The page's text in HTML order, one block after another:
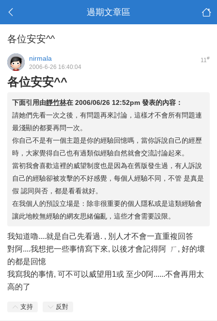
過期文章區
各位安安^^
11#
nirmala
2006-6-26 16:40:04
各位安安^^
下面引用由靜竹林在 2006/06/26 12:52pm 發表的內容：
請她們先看一次之後，有問題再來討論，這樣才不會所有問題連
最淺顯的都要再問一次。
你自己不是有一個主題是你的經驗回憶嗎，當你訴說自己的經歷
時，大家覺得自己也有過類似經驗自然就會交流討論起來。
當初我會喜歡這裡的威望制度也是因為在舊版發生過，有人訴說
自己的經驗卻被攻擊的不好感覺，每個人經驗不同，不管 是真是
假 認同與否，都是看看就好。
在我個人的預設立場是：除非很重要的個人隱私或是這類經驗會
讓此地較無經驗的網友思緒偏亂，這些才會需要設限。
我知道嚕....就是自己先看過. , 別人才不會一直重複回答
對阿....我想把一些事情寫下來, 以後才會記得阿 ㄏ, 好的壞
的都是回憶
我寫我的事情, 可不可以威望用1或 至少0阿......不會再用太
高的了
支持 反對